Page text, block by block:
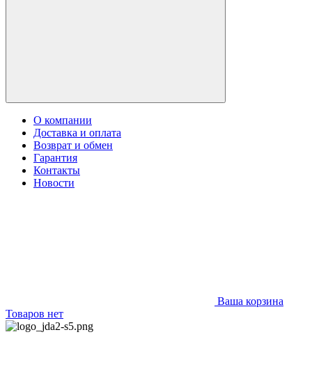
О компании
Доставка и оплата
Возврат и обмен
Гарантия
Контакты
Новости
Ваша корзина
Товаров нет